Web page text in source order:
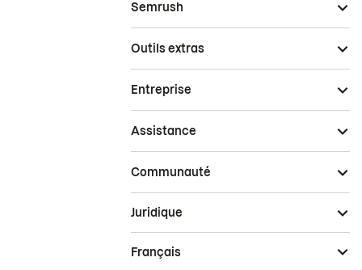
Semrush
Outils extras
Entreprise
Assistance
Communauté
Juridique
Français